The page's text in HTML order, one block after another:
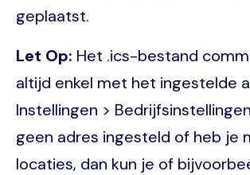
geplaatst.
Let Op: Het .ics-bestand
altijd enkel met het ingestelde
Instellingen >
geen adres ingesteld of heb je
locaties, dan kun je of